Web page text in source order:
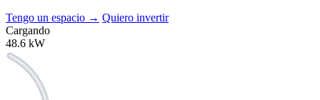
Tengo un espacio → Quiero invertir
Cargando
48.6 kW